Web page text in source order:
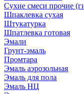
Сухие смеси прочие
Шпаклевка сухая
Штукатурка
Шпатлевка готовая
Эмали
Грунт-эмаль
Промтара
Эмаль аэрозольная
Эмаль для пола
Эмаль НЦ